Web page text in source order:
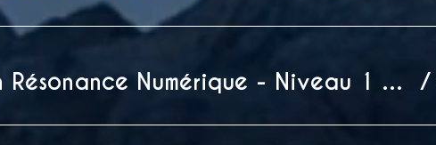
Formation Résonance Numérique - Niveau 1 (3h d'atelier / format mixte) /